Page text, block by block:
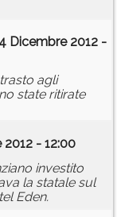
Dicembre 2012 -
agli
state ritirate
- 12:00
investito
la statale sul
Eden.